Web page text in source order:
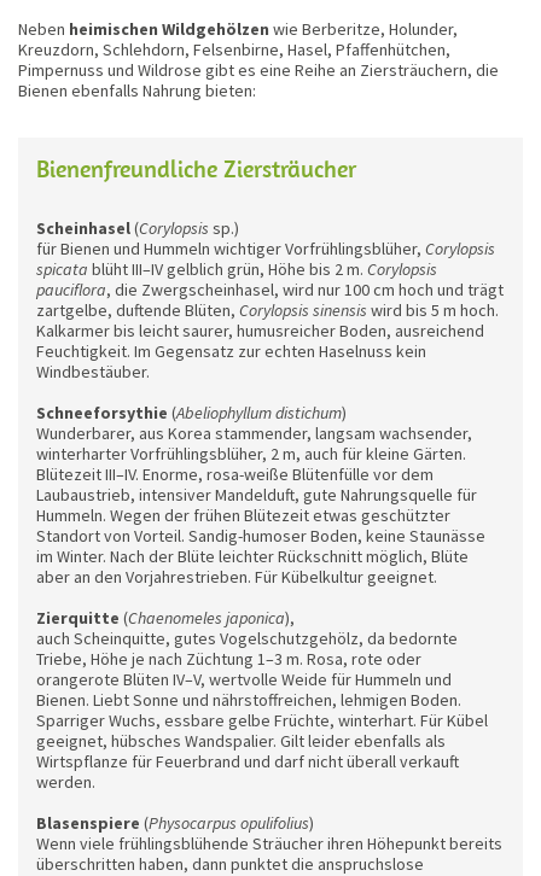
Neben heimischen Wildgehölzen wie Berberitze, Holunder,
Kreuzdorn, Schlehdorn, Felsenbirne, Hasel, Pfaffenhütchen,
Pimpernuss und Wildrose gibt es eine Reihe an Ziersträuchern, die
Bienen ebenfalls Nahrung bieten:
Bienenfreundliche Ziersträucher
Scheinhasel(Corylopsis sp.)
für Bienen und Hummeln wichtiger Vorfrühlingsblüher, Corylopsis
spicata blüht III–IV gelblich grün, Höhe bis 2 m. Corylopsis
pauciflora, die Zwergscheinhasel, wird nur 100 cm hoch und trägt
zartgelbe, duftende Blüten, Corylopsis sinensis wird bis 5 m hoch.
Kalkarmer bis leicht saurer, humusreicher Boden, ausreichend
Feuchtigkeit. Im Gegensatz zur echten Haselnuss kein
Windbestäuber.
Schneeforsythie (Abeliophyllum distichum)
Wunderbarer, aus Korea stammender, langsam wachsender,
winterharter Vorfrühlingsblüher, 2 m, auch für kleine Gärten.
Blütezeit III–IV. Enorme, rosa-weiße Blütenfülle vor dem
Laubaustrieb, intensiver Mandelduft, gute Nahrungsquelle für
Hummeln. Wegen der frühen Blütezeit etwas geschützter
Standort von Vorteil. Sandig-humoser Boden, keine Staunässe
im Winter. Nach der Blüte leichter Rückschnitt möglich, Blüte
aber an den Vorjahrestrieben. Für Kübelkultur geeignet.
Zierquitte (Chaenomeles japonica),
auch Scheinquitte, gutes Vogelschutzgehölz, da bedornte
Triebe, Höhe je nach Züchtung 1–3 m. Rosa, rote oder
orangerote Blüten IV–V, wertvolle Weide für Hummeln und
Bienen. Liebt Sonne und nährstoffreichen, lehmigen Boden.
Sparriger Wuchs, essbare gelbe Früchte, winterhart. Für Kübel
geeignet, hübsches Wandspalier. Gilt leider ebenfalls als
Wirtspflanze für Feuerbrand und darf nicht überall verkauft
werden.
Blasenspiere (Physocarpus opulifolius)
Wenn viele frühlingsblühende Sträucher ihren Höhepunkt bereits
überschritten haben, dann punktet die anspruchslose